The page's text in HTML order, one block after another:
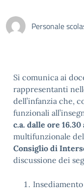
Personale
Si comunica ai
rappresentanti
dell’infanzia che,
funzionali
c.a. dalle ore
multifunzionale del
Consiglio di
discussione dei